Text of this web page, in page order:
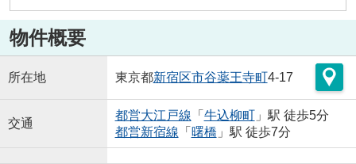
物件概要
所在地 東京都新宿区市谷薬王寺町4-17
交通
都営大江戸線 「 牛込柳町」駅 徒歩5分
都営新宿線 「 曙橋 」駅 徒歩7分